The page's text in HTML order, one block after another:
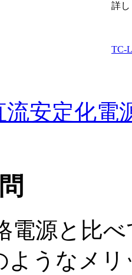
詳
TC-
流安定化電
電源と比
ようなメ